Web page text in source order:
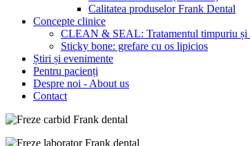
Calitatea produselor Frank Dental
Concepte clinice
CLEAN & SEAL: Tratamentul timpuriu și
Sticky bone: grefare cu os lipicios
Știri și evenimente
Pentru pacienți
Despre noi - About us
Contact